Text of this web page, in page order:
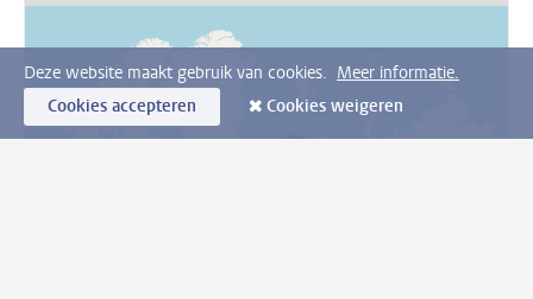
Deze website maakt gebruik van cookies. Meer informatie.
Cookies accepteren
Cookies weigeren